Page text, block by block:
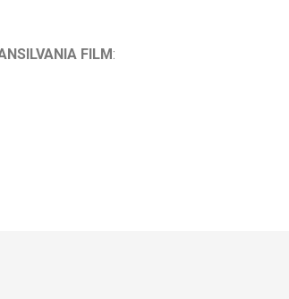
FILM: